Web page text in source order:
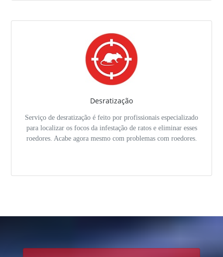
Desratização
Serviço de desratização é feito por profissionais especializado
para localizar os focos da infestação de ratos e eliminar esses
roedores. Acabe agora mesmo com problemas com roedores.